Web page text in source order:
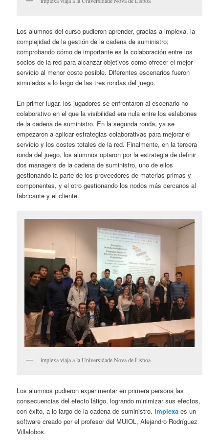
Los alumnos del curso pudieron aprender, gracias a implexa, la
complejidad de la gestión de la cadena de suministro;
comprobando cómo de importante es la colaboración entre los
socios de la red para alcanzar objetivos como ofrecer el mejor
servicio al menor coste posible. Diferentes escenarios fueron
simulados a lo largo de las tres rondas del juego.
En primer lugar, los jugadores se enfrentaron al escenario no
colaborativo en el que la visibilidad era nula entre los eslabones
de la cadena de suministro. En la segunda ronda, ya se
empezaron a aplicar estrategias colaborativas para mejorar el
servicio y los costes totales de la red. Finalmente, en la tercera
ronda del juego, los alumnos optaron por la estrategia de definir
dos managers de la cadena de suministro, uno de ellos
gestionando la parte de los proveedores de materias primas y
componentes, y el otro gestionando los nodos más cercanos al
fabricante y el cliente.
implexa viaja a la Universidade Nova de Lisboa
Los alumnos pudieron experimentar en primera persona las
consecuencias del efecto látigo, logrando minimizar sus efectos,
con éxito, a lo largo de la cadena de suministro.implexa es un
software creado por el profesor del MUIOL, Alejandro Rodríguez
Villalobos.